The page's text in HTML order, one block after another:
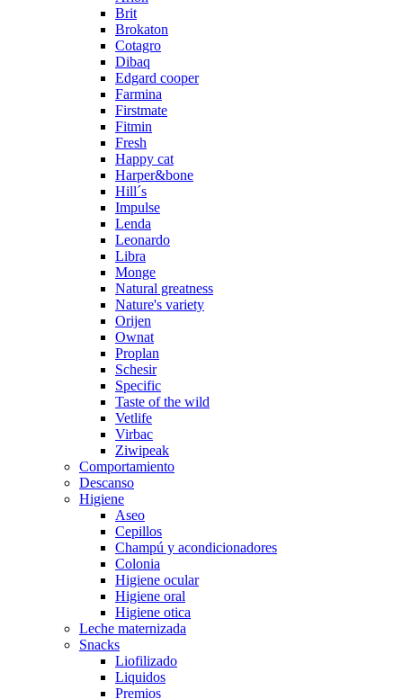
Brit
Brokaton
Cotagro
Dibaq
Edgard cooper
Farmina
Firstmate
Fitmin
Fresh
Happy cat
Harper&bone
Hill´s
Impulse
Lenda
Leonardo
Libra
Monge
Natural greatness
Nature's variety
Orijen
Ownat
Proplan
Schesir
Specific
Taste of the wild
Vetlife
Virbac
Ziwipeak
Comportamiento
Descanso
Higiene
Aseo
Cepillos
Champú y acondicionadores
Colonia
Higiene ocular
Higiene oral
Higiene otica
Leche maternizada
Snacks
Liofilizado
Liquidos
Premios